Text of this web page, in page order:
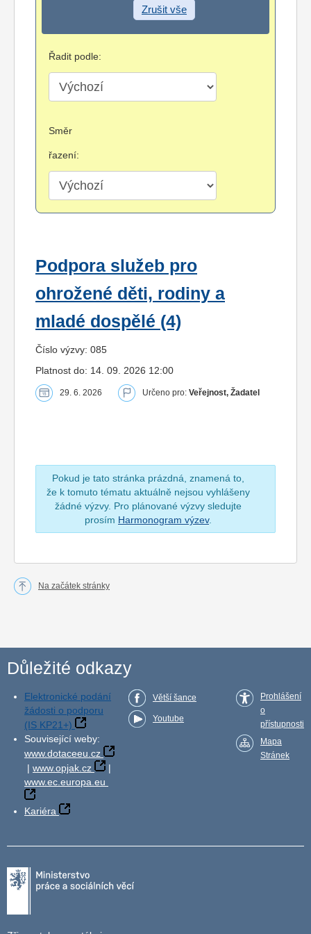
Zrušit vše
Řadit podle:
Směr
řazení:
Podpora služeb pro
ohrožené děti, rodiny a
mladé dospělé (4)
Číslo výzvy: 085
Platnost do: 14. 09. 2026 12:00
29. 6. 2026 Určeno pro: Veřejnost, Žadatel
Pokud je tato stránka prázdná, znamená to,
že k tomuto tématu aktuálně nejsou vyhlášeny
žádné výzvy. Pro plánované výzvy sledujte
prosím Harmonogram výzev.
Na začátek stránky
Důležité odkazy
Elektronické podání
žádosti o podporu
(IS KP21+)
Související weby:
www.dotaceeu.cz
| www.opjak.cz
|
www.ec.europa.eu
Kariéra
Větší šance
Youtube
Prohlášení
o
přístupnosti
Mapa
Stránek